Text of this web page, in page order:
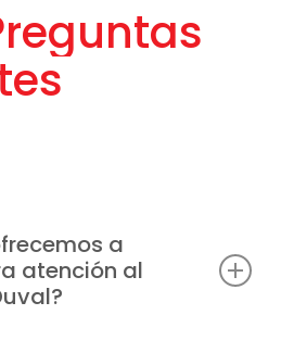
a
atención al